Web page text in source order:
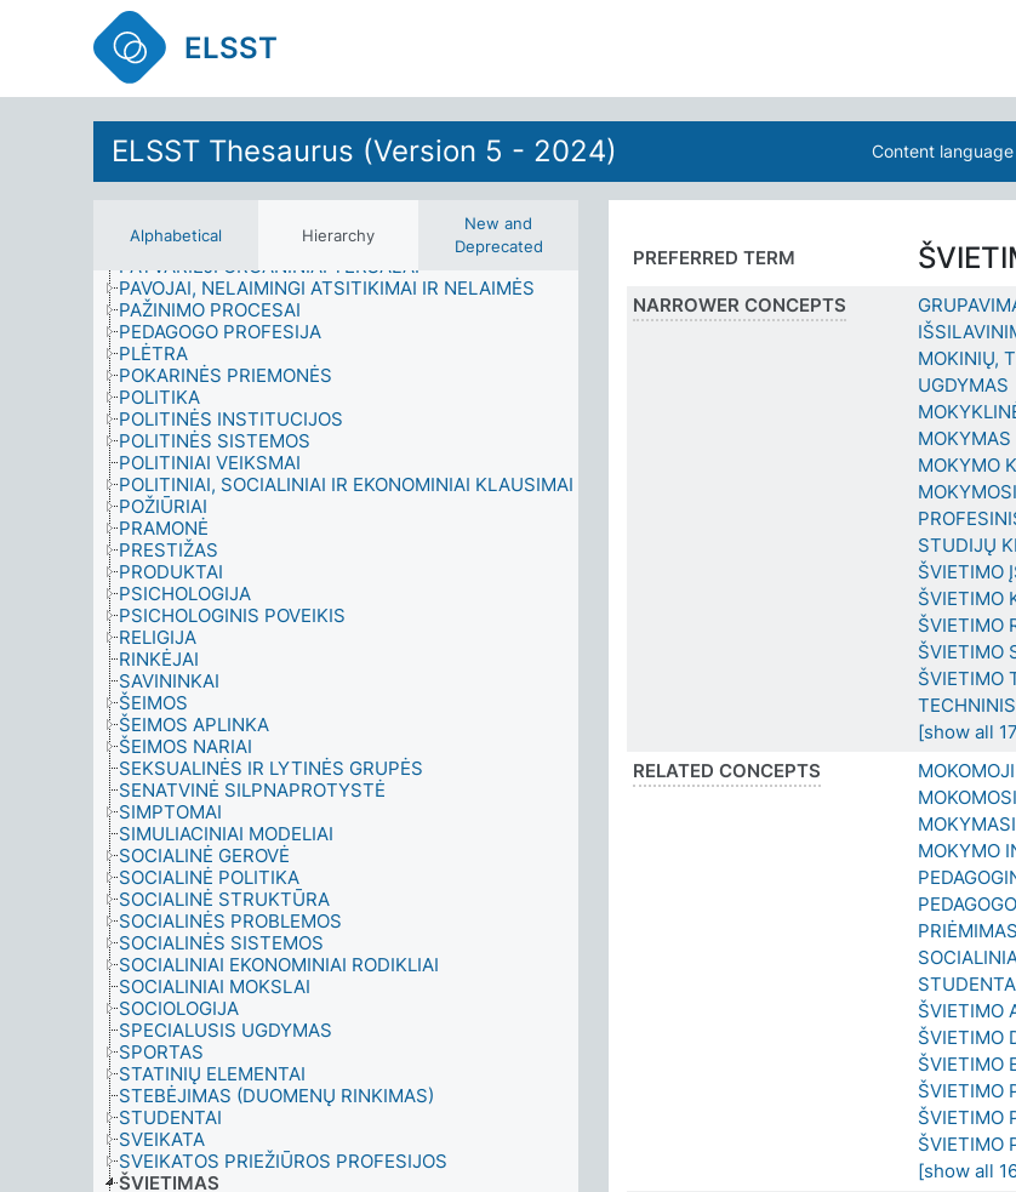
ELSST
ELSST Thesaurus (Version 5 - 2024) Content language
Alphabetical Hierarchy
New and
Deprecated
NUSIKALTIMAI IR SAUGUMAS
OKUPUOTOS TERITORIJOS
ORGANIZACIJOS
PAPILDOMAS ATLYGIS
PAREIGOS NAMUOSE
PASIEKIMAI
PASITENKINIMAS
PASLAUGOS VARTOTOJAMS
PATARIMAS
PATVARIEJI ORGANINIAI TERŠALAI
PAVOJAI, NELAIMINGI ATSITIKIMAI IR NELAIMĖS
PAŽINIMO PROCESAI
PEDAGOGO PROFESIJA
PLĖTRA
POKARINĖS PRIEMONĖS
POLITIKA
POLITINĖS INSTITUCIJOS
POLITINĖS SISTEMOS
POLITINIAI VEIKSMAI
POLITINIAI, SOCIALINIAI IR EKONOMINIAI KLAUSIMAI
POŽIŪRIAI
PRAMONĖ
PRESTIŽAS
PRODUKTAI
PSICHOLOGIJA
PSICHOLOGINIS POVEIKIS
RELIGIJA
RINKĖJAI
SAVININKAI
ŠEIMOS
ŠEIMOS APLINKA
ŠEIMOS NARIAI
SEKSUALINĖS IR LYTINĖS GRUPĖS
SENATVINĖ SILPNAPROTYSTĖ
SIMPTOMAI
SIMULIACINIAI MODELIAI
SOCIALINĖ GEROVĖ
SOCIALINĖ POLITIKA
SOCIALINĖ STRUKTŪRA
SOCIALINĖS PROBLEMOS
SOCIALINĖS SISTEMOS
SOCIALINIAI EKONOMINIAI RODIKLIAI
SOCIALINIAI MOKSLAI
SOCIOLOGIJA
SPECIALUSIS UGDYMAS
SPORTAS
STATINIŲ ELEMENTAI
STEBĖJIMAS (DUOMENŲ RINKIMAS)
STUDENTAI
SVEIKATA
SVEIKATOS PRIEŽIŪROS PROFESIJOS
ŠVIETIMAS
PREFERRED TERM
NARROWER CONCEPTS
MOKINIŲ,
UGDYMAS
MOKYMAS
MOKYMO
STUDIJŲ
ŠVIETIMO
ŠVIETIMO
ŠVIETIMO
ŠVIETIMO
ŠVIETIMO
[show all
RELATED CONCEPTS
MOKYMO
ŠVIETIMO
ŠVIETIMO
ŠVIETIMO
ŠVIETIMO
ŠVIETIMO
ŠVIETIMO
[show all